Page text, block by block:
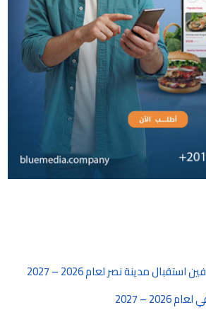
مدينة نصر لعام 2026 – 2027
– 2027